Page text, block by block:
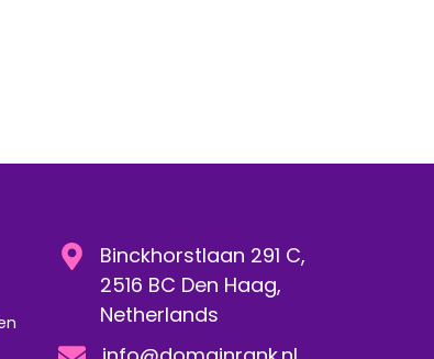
Binckhorstlaan 291 C,
2516 BC Den Haag,
Netherlands